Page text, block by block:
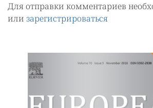
Для отправки комментариев
или зарегистрироваться